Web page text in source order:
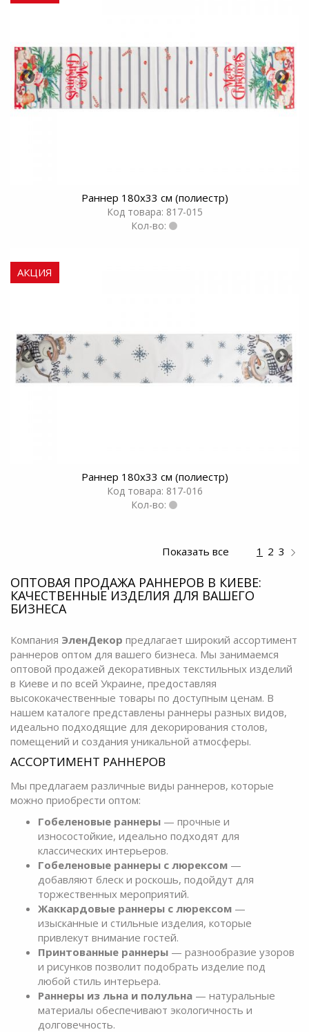
Раннер 180х33 см (полиестр)
Код товара: 817-015
Кол-во:
АКЦИЯ
Раннер 180х33 см (полиестр)
Код товара: 817-016
Кол-во:
Показать все 1 2 3
ОПТОВАЯ ПРОДАЖА РАННЕРОВ В КИЕВЕ:
КАЧЕСТВЕННЫЕ ИЗДЕЛИЯ ДЛЯ ВАШЕГО
БИЗНЕСА
Компания ЭленДекор предлагает широкий ассортимент
раннеров оптом для вашего бизнеса. Мы занимаемся
оптовой продажей декоративных текстильных изделий
в Киеве и по всей Украине, предоставляя
высококачественные товары по доступным ценам. В
нашем каталоге представлены раннеры разных видов,
идеально подходящие для декорирования столов,
помещений и создания уникальной атмосферы.
АССОРТИМЕНТ РАННЕРОВ
Мы предлагаем различные виды раннеров, которые
можно приобрести оптом:
Гобеленовые раннеры — прочные и
износостойкие, идеально подходят для
классических интерьеров.
Гобеленовые раннеры с люрексом —
добавляют блеск и роскошь, подойдут для
торжественных мероприятий.
Жаккардовые раннеры с люрексом —
изысканные и стильные изделия, которые
привлекут внимание гостей.
Принтованные раннеры — разнообразие узоров
и рисунков позволит подобрать изделие под
любой стиль интерьера.
Раннеры из льна и полульна — натуральные
материалы обеспечивают экологичность и
долговечность.